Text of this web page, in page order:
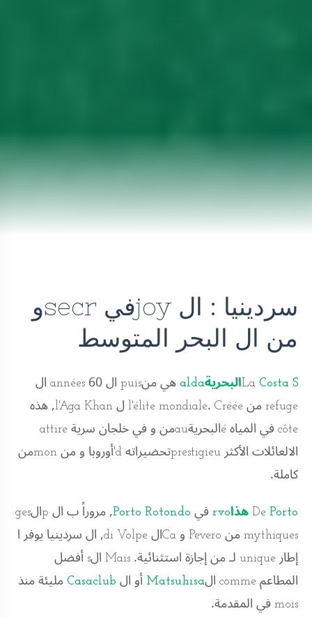
سردينيا : ال joyفي secrو
من ال البحر المتوسط
LaCosta Sالبحريةalda
هي منpuis ال années 60 ال
refuge من l'élite mondiale. Créée ل l'Aga Khan, هذه
côte في المياه éالبحريةauمن و في خلجان سرية attire
الالعائلات الأكثر prestigieuتحضيراته d'أوروبا و من monمن
كاملة.
DePorto هذاrvo فيPorto Rotondo
, مروراً ب ال pالges
mythiques من Pevero و Caال di Volpe, ال سردينيا يوفر ا
إطار unique لـ من إجازة استثنائية. Mais الs أفضل
المطاعم comme ال
Matsuhisaأو الCasaclubمليئة منذ
mois في المقدمة.